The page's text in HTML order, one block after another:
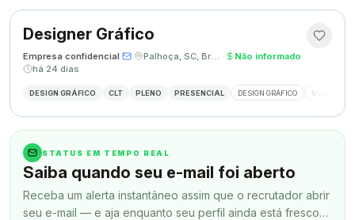
Designer Gráfico
Empresa confidencial· · Palhoça, SC, Brasil · Não informado·
há 24 dias
DESIGN GRÁFICO CLT PLENO PRESENCIAL DESIGN GRÁFICO VAGA
STATUS EM TEMPO REAL
Saiba quando seu e-mail foi aberto
Receba um alerta instantâneo assim que o recrutador abrir
seu e-mail — e aja enquanto seu perfil ainda está fresco